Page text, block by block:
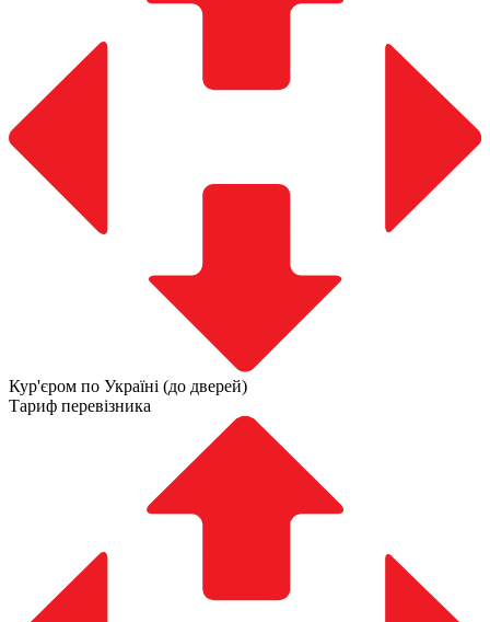
Кур'єром по Україні (до дверей)
Тариф перевізника